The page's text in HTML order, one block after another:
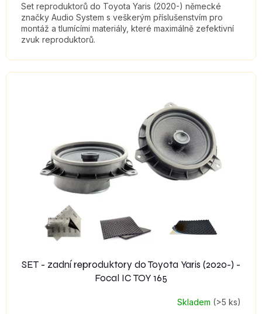
Set reproduktorů do Toyota Yaris (2020-) německé
značky Audio System s veškerým příslušenstvím pro
montáž a tlumícími materiály, které maximálně zefektivní
zvuk reproduktorů.
SET - zadní reproduktory do Toyota Yaris (2020-) -
Focal IC TOY 165
Skladem (>5 ks)